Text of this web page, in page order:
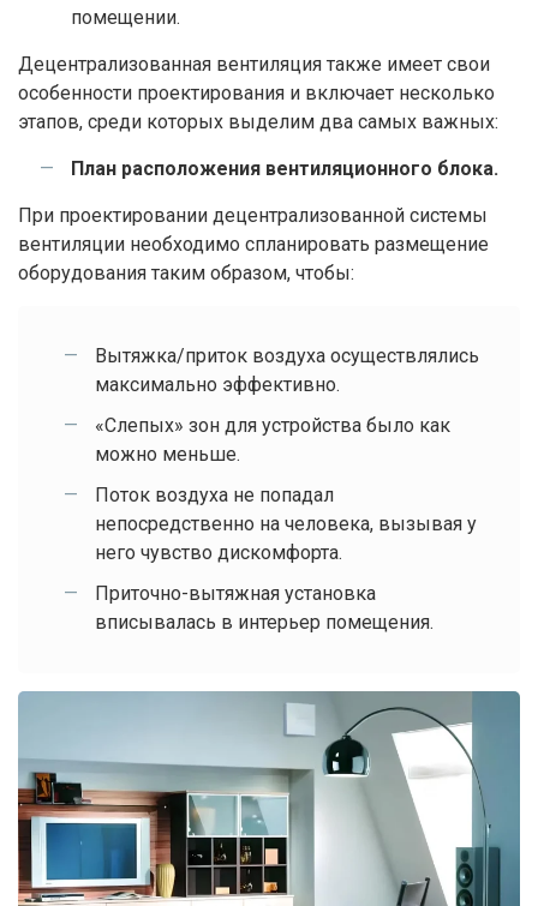
помещении.
Децентрализованная вентиляция также имеет свои
особенности проектирования и включает несколько
этапов, среди которых выделим два самых важных:
План расположения вентиляционного блока.
При проектировании децентрализованной системы
вентиляции необходимо спланировать размещение
оборудования таким образом, чтобы:
Вытяжка/приток воздуха осуществлялись
максимально эффективно.
«Слепых» зон для устройства было как
можно меньше.
Поток воздуха не попадал
непосредственно на человека, вызывая у
него чувство дискомфорта.
Приточно-вытяжная установка
вписывалась в интерьер помещения.